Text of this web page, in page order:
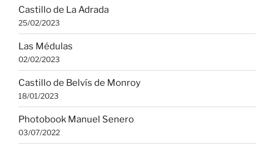
Castillo de La Adrada
25/02/2023
Las Médulas
02/02/2023
Castillo de Belvís de Monroy
18/01/2023
Photobook Manuel Senero
03/07/2022